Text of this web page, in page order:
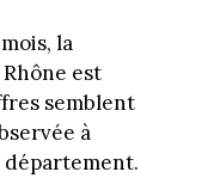
la
est
semblent
à